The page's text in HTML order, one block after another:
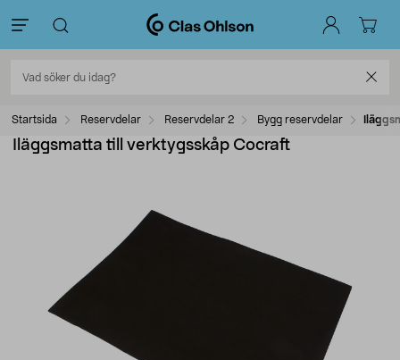
Startsida Reservdelar Reservdelar 2 Bygg reservdelar
Iläggsmatta till verktygsskåp Cocraft